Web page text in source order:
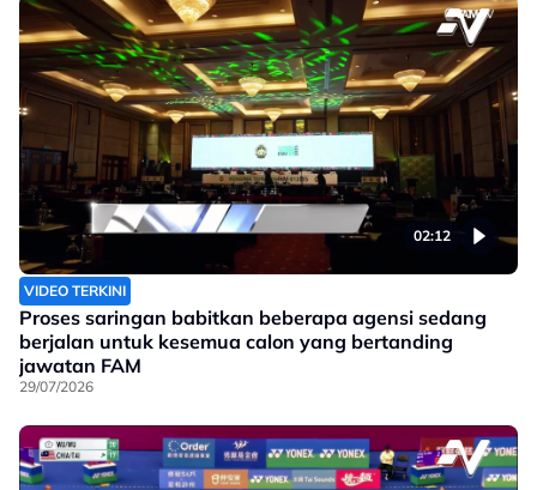
02:12
VIDEO TERKINI
Proses saringan babitkan beberapa agensi sedang
berjalan untuk kesemua calon yang bertanding
jawatan FAM
29/07/2026